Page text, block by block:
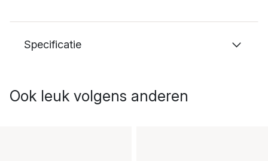
Specificatie
Ook leuk volgens anderen